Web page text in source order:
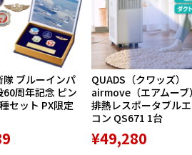
隊 ブルーインパ
60周年記念 ピン
セット PX限定
QUADS（クワッズ）
airmove（エアムーブ）
排熱レスポータブル
コン QS671 1台
¥49,280